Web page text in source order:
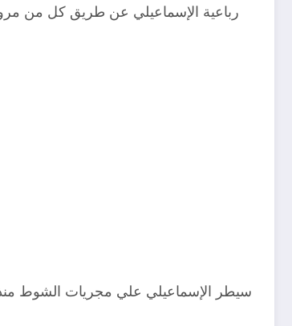
رباعية الإسماعيلي عن طريق كل من
سيطر الإسماعيلي علي مجريات الشوط منذ